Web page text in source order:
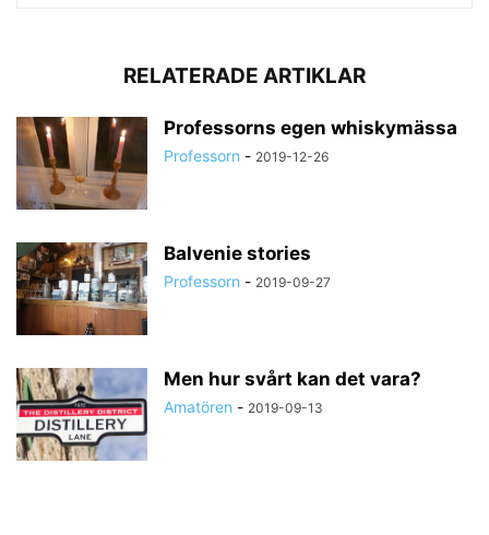
RELATERADE ARTIKLAR
Professorns egen whiskymässa
Professorn - 2019-12-26
Balvenie stories
Professorn - 2019-09-27
Men hur svårt kan det vara?
Amatören - 2019-09-13